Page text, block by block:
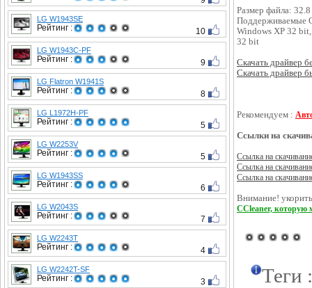
LG W1943SE
Рейтинг : 10
LG W1943C-PF
Рейтинг : 9
LG Flatron W1941S
Рейтинг : 8
LG L1972H-PF
Рейтинг : 5
LG W2253V
Рейтинг : 5
LG W1943SS
Рейтинг : 6
LG W2043S
Рейтинг : 7
LG W2243T
Рейтинг : 4
LG W2242T-SF
Рейтинг : 3
Размер файла:
Поддерживаемые
Windows XP 32
32 bit
Скачать драйвер
Скачать драйвер
Рекомендуем :
Ссылки на
Ссылка на
Ссылка на
Ссылка на
Внимание!
CCleaner, которую
Теги